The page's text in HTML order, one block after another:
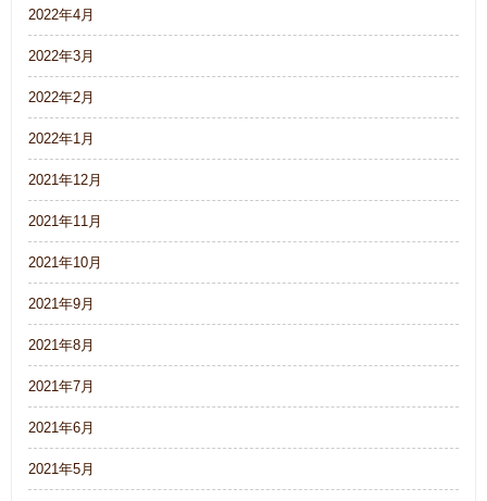
2022年4月
2022年3月
2022年2月
2022年1月
2021年12月
2021年11月
2021年10月
2021年9月
2021年8月
2021年7月
2021年6月
2021年5月